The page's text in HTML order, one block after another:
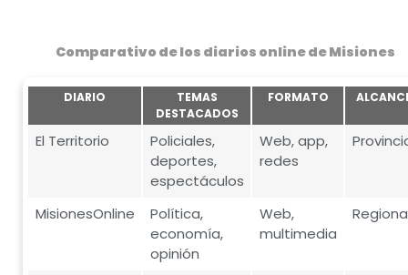
Comparativo de los diarios online de Misiones
DIARIO
TEMAS
DESTACADOS
FORMATO
El Territorio
Policiales,
deportes,
espectáculos
Web, app,
redes
MisionesOnline
Política,
economía,
opinión
Web,
multimedia